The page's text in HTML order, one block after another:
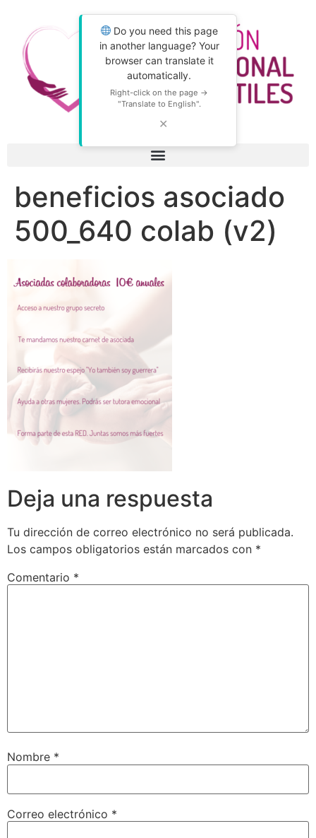
Do you need this page
in another language? Your
browser can translate it
automatically.
Right-click on the page →
"Translate to English".
✕
beneficios asociado
500_640 colab (v2)
Deja una respuesta
Tu dirección de correo electrónico no será publicada.
Los campos obligatorios están marcados con *
Comentario *
Nombre *
Correo electrónico *